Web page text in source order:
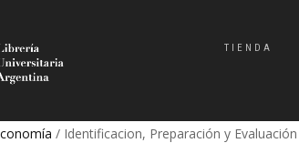
TIENDA
/ Identificacion, Preparación y